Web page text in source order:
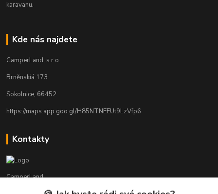
karavanu.
Kde nás najdete
CamperLand, s.r.o.
Brněnskíá 173
Sokolnice, 66452
https://maps.app.goo.gl/H85NTNEEUt9LzVfp6
Kontakty
CamperLand